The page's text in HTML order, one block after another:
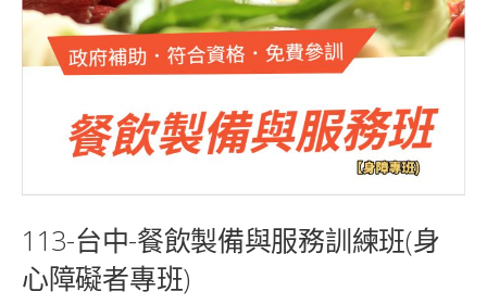
113-台中-餐飲製備與服務訓練班(身
心障礙者專班)